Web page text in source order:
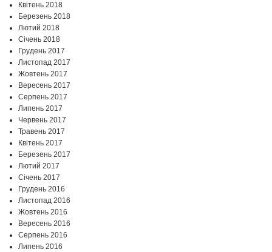
Квітень 2018
Березень 2018
Лютий 2018
Січень 2018
Грудень 2017
Листопад 2017
Жовтень 2017
Вересень 2017
Серпень 2017
Липень 2017
Червень 2017
Травень 2017
Квітень 2017
Березень 2017
Лютий 2017
Січень 2017
Грудень 2016
Листопад 2016
Жовтень 2016
Вересень 2016
Серпень 2016
Липень 2016